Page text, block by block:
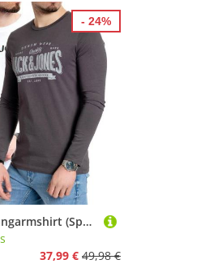
Jack & Jones Langarmshirt (Spar-Set, 2er-Pack) basic Regular Shirt mit Printdruck im 2er Set
37,99 € 49,98 €
- 24%